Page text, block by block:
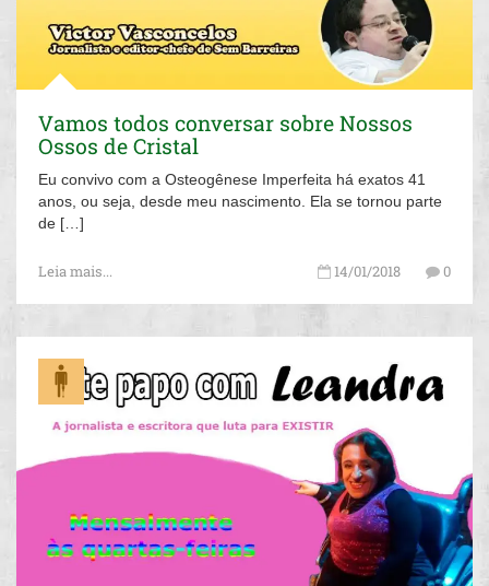
Vamos todos conversar sobre Nossos
Ossos de Cristal
Eu convivo com a Osteogênese Imperfeita há exatos 41
anos, ou seja, desde meu nascimento. Ela se tornou parte
de […]
Leia mais... 14/01/2018 0